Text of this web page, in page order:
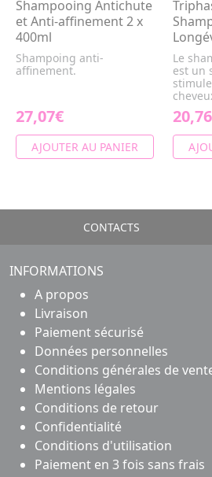
Shampooing Antichute
et Anti-affinement 2 x
400ml
Shampoing anti-
affinement.
27,07€
AJOUTER AU PANIER
Le
est un
CONTACTS
INFORMATIONS
A propos
Livraison
Paiement sécurisé
Données personnelles
Conditions générales de
Mentions légales
Conditions de retour
Confidentialité
Conditions d'utilisation
Paiement en 3 fois sans frais